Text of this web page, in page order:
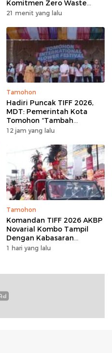
Komitmen Zero Waste
lewat Penanaman Bunga
Sapi Perah
21 menit yang lalu
Tamohon
Hadiri Puncak TIFF 2026,
MDT: Pemerintah Kota
Tomohon “Tambah
Mantap”, Usai Parade
kepada Masyarakat
12 jam yang lalu
Tamohon
Komandan TIFF 2026 AKBP
Novarial Kombo Tampil
Dengan Kabasaran
Minahasa, Padukan Tugas
1 hari yang lalu